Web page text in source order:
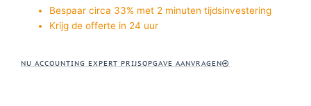
Bespaar circa 33% met 2 minuten tijdsinvestering
Krijg de offerte in 24 uur
NU ACCOUNTING EXPERT PRIJSOPGAVE AANVRAGEN